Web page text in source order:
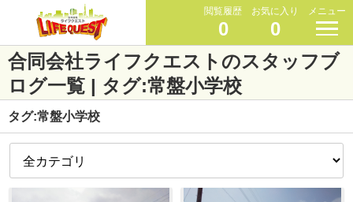
閲覧履歴
0
お気に入り
0
メニュー
合同会社ライフクエストのスタッフブ
ログ一覧 | タグ:常盤小学校
タグ:常盤小学校